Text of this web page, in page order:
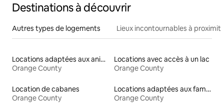
Destinations à découvrir
Autres types de logements Lieux incontournables à
Locations adaptées aux animaux
Orange County
Locations avec accès à un lac
Orange County
Location de cabanes
Orange County
Locations adaptées aux familles
Orange County